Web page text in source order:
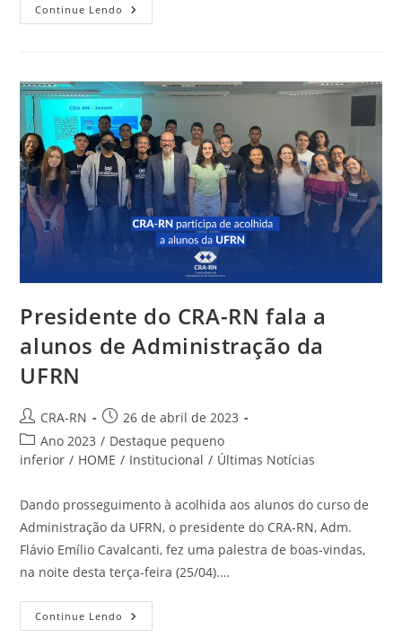
Continue Lendo CRA-
RN
De
Débitos
Até
2022
Presidente do CRA-RN fala a
alunos de Administração da
UFRN
Autor
do
post:
CRA-RN
Post
publicado:
26 de abril de 2023
Categoria
do
Ano 2023 / Destaque pequeno
inferior / HOME / Institucional / Últimas Notícias
Dando prosseguimento à acolhida aos alunos do curso de
Administração da UFRN, o presidente do CRA-RN, Adm.
Flávio Emílio Cavalcanti, fez uma palestra de boas-vindas,
na noite desta terça-feira (25/04).…
Continue Lendo Presidente
Do